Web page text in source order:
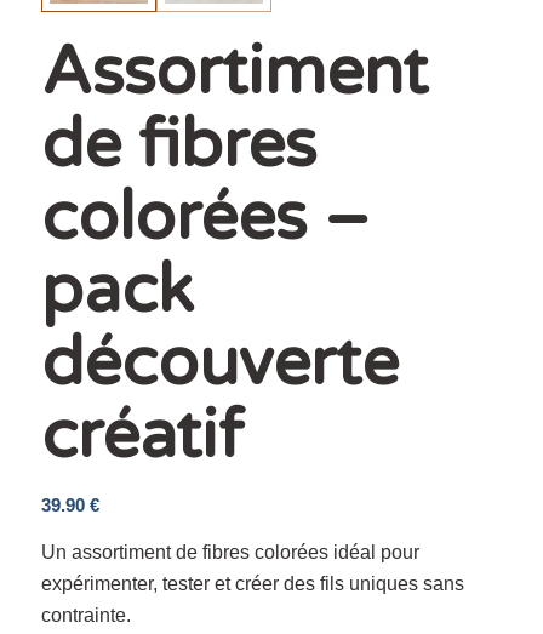
Assortiment
de fibres
colorées –
pack
découverte
créatif
39.90 €
Un assortiment de fibres colorées idéal pour
expérimenter, tester et créer des fils uniques sans
contrainte.